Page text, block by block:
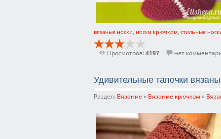
вязаные носки носки крючком стильные
Просмотров:4197 нет
Удивительные тапочки
Раздел: Вязание » Вязание крючком »